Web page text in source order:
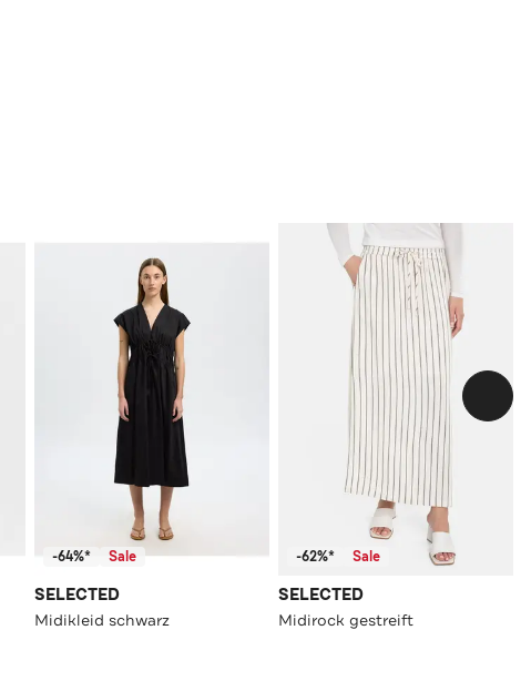
-64%* Sale
SELECTED
Midikleid schwarz
-62%* Sale
SELECTED
Midirock gestreift